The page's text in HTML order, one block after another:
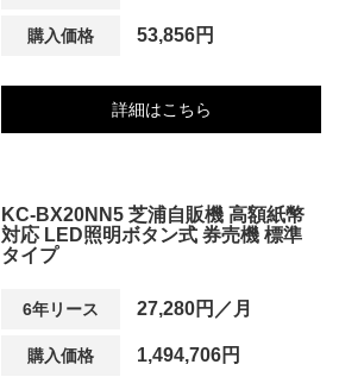
購入価格 53,856円
詳細はこちら
KC-BX20NN5 芝浦自販機 高額紙幣
対応 LED照明ボタン式 券売機 標準
タイプ
6年リース 27,280円／月
購入価格 1,494,706円